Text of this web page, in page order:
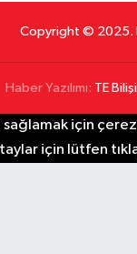
Copyright © 2025.
Haber Yazılımı: TE
sağlamak için
için lütfen